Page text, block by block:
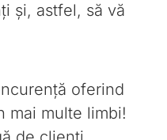
și, astfel, să vă
oferind
mai multe limbi!